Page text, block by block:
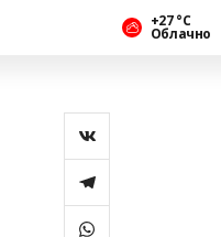
+27 °С
Облачно